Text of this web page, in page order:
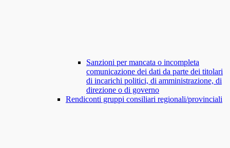
Sanzioni per mancata o incompleta
comunicazione dei dati da parte dei titolari
di incarichi politici, di amministrazione, di
direzione o di governo
Rendiconti gruppi consiliari regionali/provinciali